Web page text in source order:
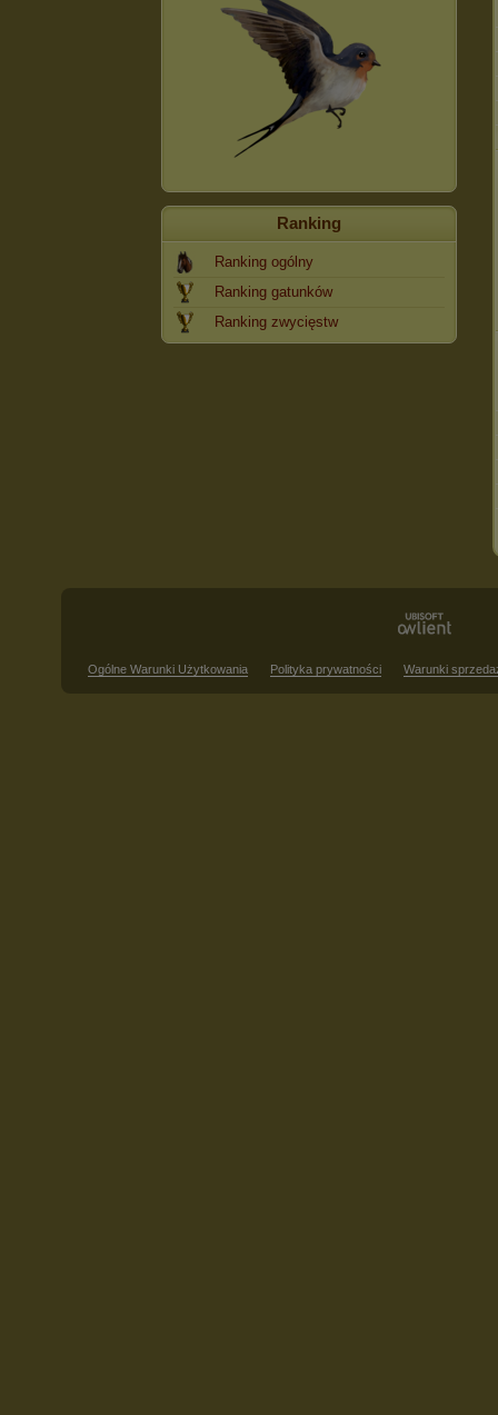
Ranking
Ranking ogólny
Ranking gatunków
Ranking zwycięstw
Ogólne Warunki Użytkowania Polityka prywatności Warunki